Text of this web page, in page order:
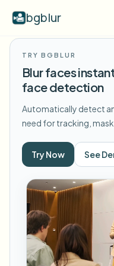
bgblur
Voorbeelden
Blader door de volledige
Gezicht vervagen
Kenteken vervagen
Functies
View all features
Browse every blur tool in
Zakelijk
Scholen &
Bronnen
TRY BGBLUR
Blur faces
face detection
Automatically detect
need for tracking,
Try Now See